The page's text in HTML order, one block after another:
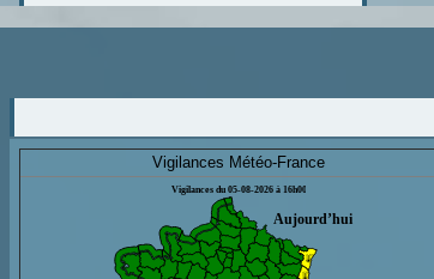
Vigilances Météo-France